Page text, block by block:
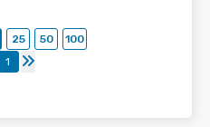
25 50
100
1